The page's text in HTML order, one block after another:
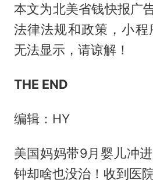
本文为北美省钱快报广
法律法规和政策，小
无法显示，请谅解！
THE END
编辑：HY
美国妈妈带9月婴儿冲
钟却啥也没治！收到医